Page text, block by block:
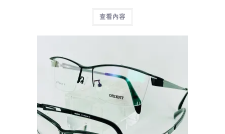
查看內容